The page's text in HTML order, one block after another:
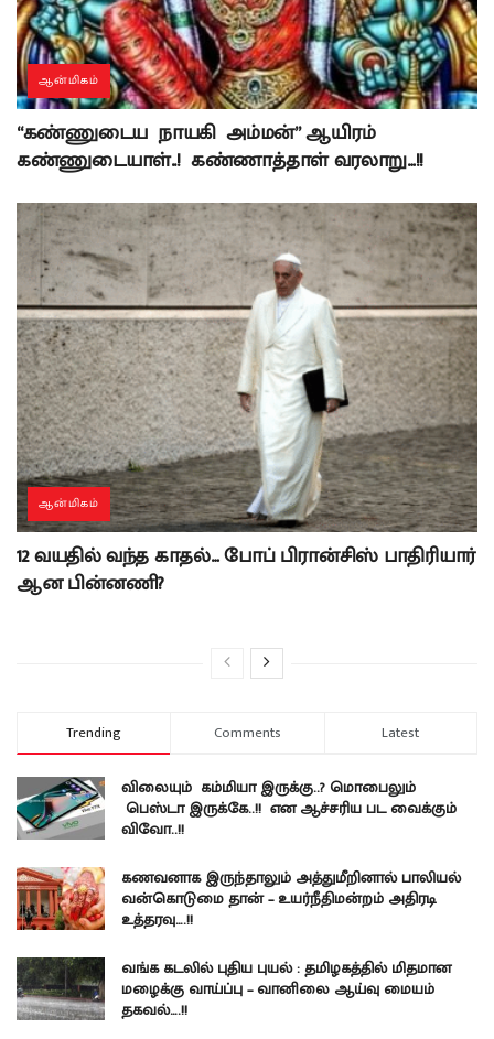
ஆன்மிகம்
“கண்ணுடைய நாயகி அம்மன்” ஆயிரம்
கண்ணுடையாள்..! கண்ணாத்தாள் வரலாறு…!!
ஆன்மிகம்
12 வயதில் வந்த காதல்… போப் பிரான்சிஸ் பாதிரியார்
ஆன பின்னணி?
Trending Comments Latest
விலையும் கம்மியா இருக்கு..? மொபைலும்
பெஸ்டா இருக்கே..!! என ஆச்சரிய பட வைக்கும்
விவோ..!!
கணவனாக இருந்தாலும் அத்துமீறினால் பாலியல்
வன்கொடுமை தான் – உயர்நீதிமன்றம் அதிரடி
உத்தரவு….!!
வங்க கடலில் புதிய புயல் : தமிழகத்தில் மிதமான
மழைக்கு வாய்ப்பு – வானிலை ஆய்வு மையம்
தகவல்….!!